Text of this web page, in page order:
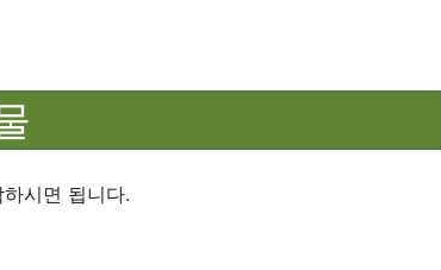
시면 됩니다.